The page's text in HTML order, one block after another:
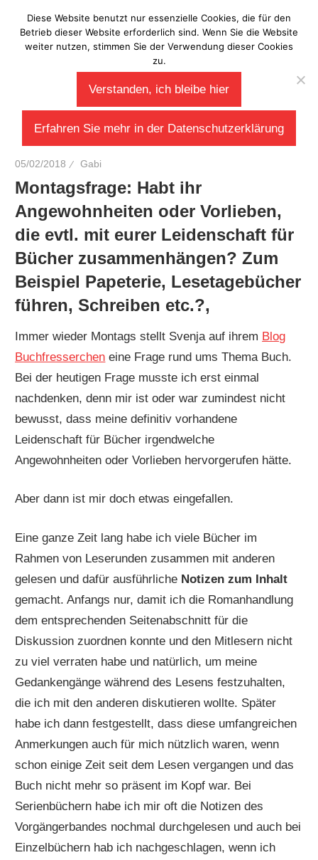
Inhalt
springen
Laberladen
05/02/2018 Gabi
Montagsfrage: Habt ihr
Angewohnheiten oder Vorlieben,
die evtl. mit eurer Leidenschaft für
Bücher zusammenhängen? Zum
Beispiel Papeterie, Lesetagebücher
führen, Schreiben etc.?,
Immer wieder Montags stellt Svenja auf ihrem Blog
Buchfresserchen eine Frage rund ums Thema Buch.
Bei der heutigen Frage musste ich erst einmal
nachdenken, denn mir ist oder war zumindest nicht
bewusst, dass meine definitiv vorhandene
Leidenschaft für Bücher irgendwelche
Angewohnheiten oder Vorlieben hervorgerufen hätte.
Aber dann ist mir doch etwas eingefallen.
Eine ganze Zeit lang habe ich viele Bücher im
Rahmen von Leserunden zusammen mit anderen
gelesen und dafür ausführliche Notizen zum Inhalt
gemacht. Anfangs nur, damit ich die Romanhandlung
dem entsprechenden Seitenabschnitt für die
Diskussion zuordnen konnte und den Mitlesern nicht
zu viel verraten habe und natürlich, um meine
Gedankengänge während des Lesens festzuhalten,
die ich mit den anderen diskutieren wollte. Später
habe ich dann festgestellt, dass diese umfangreichen
Anmerkungen auch für mich nützlich waren, wenn
schon einige Zeit seit dem Lesen vergangen und das
Buch nicht mehr so präsent im Kopf war. Bei
Serienbüchern habe ich mir oft die Notizen des
Vorgängerbandes nochmal durchgelesen und auch bei
Einzelbüchern hab ich nachgeschlagen, wenn ich
Diese Website benutzt nur essenzielle Cookies, die für den
Betrieb dieser Website erforderlich sind. Wenn Sie die Website
weiter nutzen, stimmen Sie der Verwendung dieser Cookies
zu.
Verstanden, ich bleibe hier
Erfahren Sie mehr in der Datenschutzerklärung